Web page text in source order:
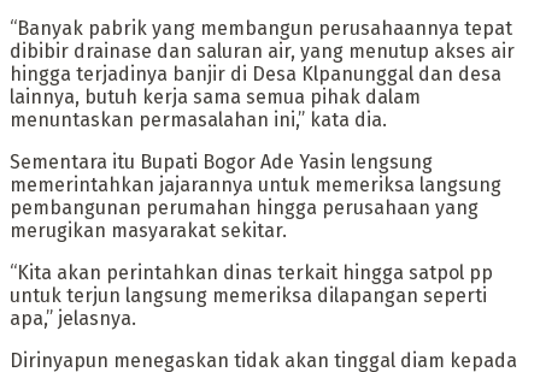
“Banyak pabrik yang membangun perusahaannya tepat
dibibir drainase dan saluran air, yang menutup akses air
hingga terjadinya banjir di Desa Klpanunggal dan desa
lainnya, butuh kerja sama semua pihak dalam
menuntaskan permasalahan ini,” kata dia.
Sementara itu Bupati Bogor Ade Yasin lengsung
memerintahkan jajarannya untuk memeriksa langsung
pembangunan perumahan hingga perusahaan yang
merugikan masyarakat sekitar.
“Kita akan perintahkan dinas terkait hingga satpol pp
untuk terjun langsung memeriksa dilapangan seperti
apa,” jelasnya.
Dirinyapun menegaskan tidak akan tinggal diam kepada